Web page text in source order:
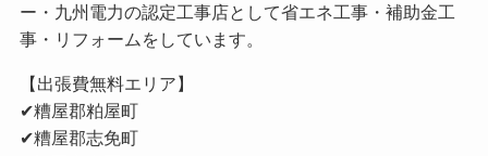
ー・九州電力の認定工事店として省エネ工事・補助金工
事・リフォームをしています。
【出張費無料エリア】
✔︎糟屋郡粕屋町
✔︎糟屋郡志免町